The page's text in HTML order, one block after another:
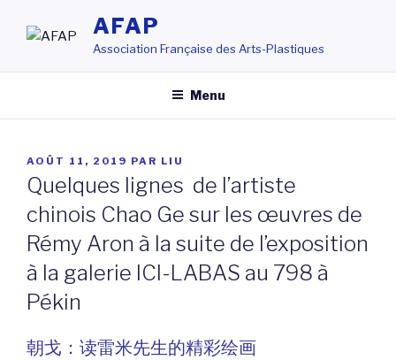
principal
AFAP
Association Française des Arts-Plastiques
Menu
PUBLIÉ
LE
AOÛT 11, 2019 PAR LIU
Quelques lignes de l’artiste
chinois Chao Ge sur les œuvres de
Rémy Aron à la suite de l’exposition
à la galerie ICI-LABAS au 798 à
Pékin
朝戈：读雷米先生的精彩绘画